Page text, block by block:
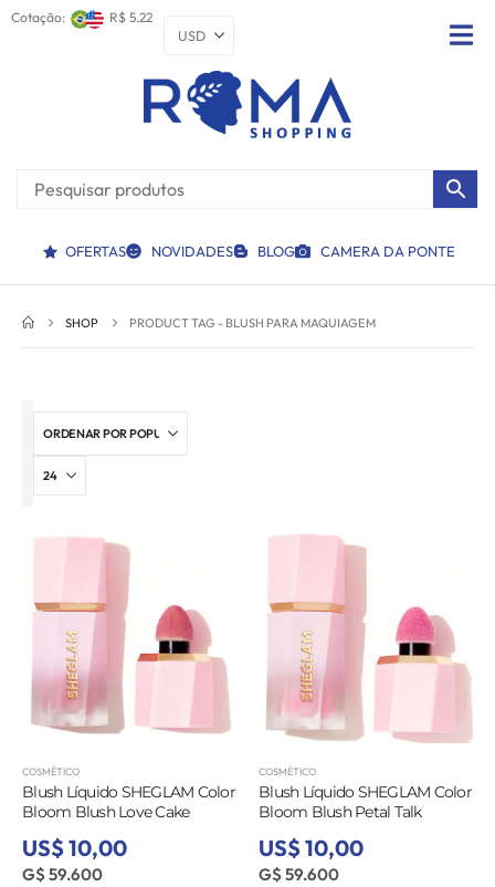
Cotação: R$ 5.22
OFERTAS NOVIDADES BLOG CAMERA DA PONTE
SHOP PRODUCT TAG - BLUSH PARA MAQUIAGEM
COSMÉTICO
Blush Líquido SHEGLAM Color
Bloom Blush Love Cake
US$ 10,00
G$ 59.600
COSMÉTICO
Blush Líquido SHEGLAM Color
Bloom Blush Petal Talk
US$ 10,00
G$ 59.600